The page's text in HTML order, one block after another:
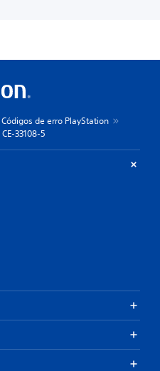
Códigos de erro PlayStation
CE-33108-5